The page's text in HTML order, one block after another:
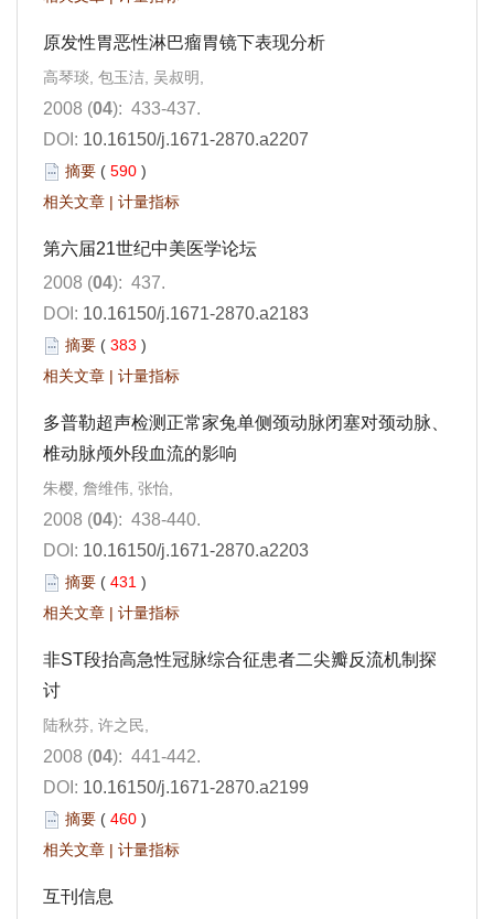
原发性胃恶性淋巴瘤胃镜下表现分析
高琴琰, 包玉洁, 吴叔明,
2008 (04): 433-437.
DOI: 10.16150/j.1671-2870.a2207
摘要 ( 590 )
相关文章 | 计量指标
第六届21世纪中美医学论坛
2008 (04): 437.
DOI: 10.16150/j.1671-2870.a2183
摘要 ( 383 )
相关文章 | 计量指标
多普勒超声检测正常家兔单侧颈动脉闭塞对颈动脉、
椎动脉颅外段血流的影响
朱樱, 詹维伟, 张怡,
2008 (04): 438-440.
DOI: 10.16150/j.1671-2870.a2203
摘要 ( 431 )
相关文章 | 计量指标
非ST段抬高急性冠脉综合征患者二尖瓣反流机制探
讨
陆秋芬, 许之民,
2008 (04): 441-442.
DOI: 10.16150/j.1671-2870.a2199
摘要 ( 460 )
相关文章 | 计量指标
互刊信息